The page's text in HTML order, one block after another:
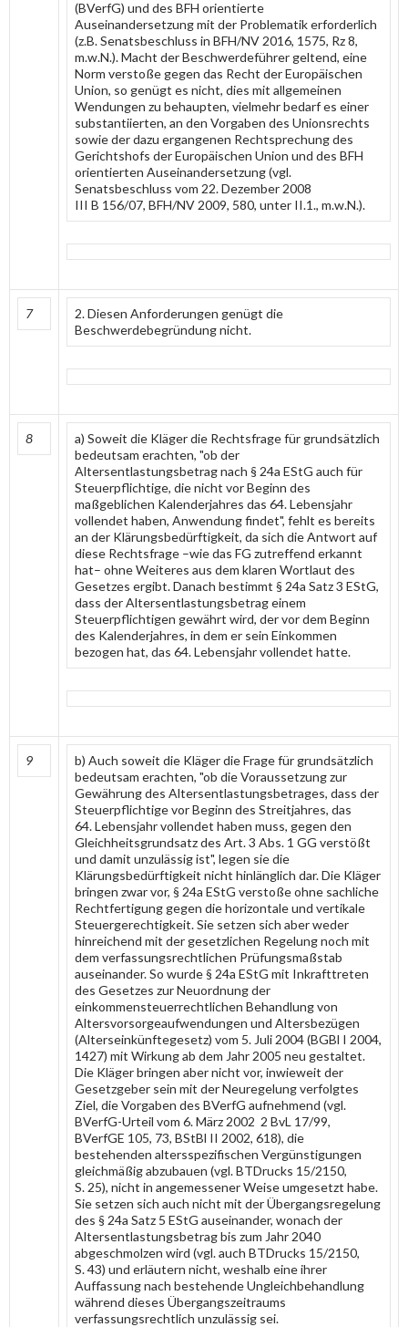
(BVerfG) und des BFH orientierte
Auseinandersetzung mit der Problematik erforderlich
(z.B. Senatsbeschluss in BFH/NV 2016, 1575, Rz 8,
m.w.N.). Macht der Beschwerdeführer geltend, eine
Norm verstoße gegen das Recht der Europäischen
Union, so genügt es nicht, dies mit allgemeinen
Wendungen zu behaupten, vielmehr bedarf es einer
substantiierten, an den Vorgaben des Unionsrechts
sowie der dazu ergangenen Rechtsprechung des
Gerichtshofs der Europäischen Union und des BFH
orientierten Auseinandersetzung (vgl.
Senatsbeschluss vom 22. Dezember 2008
III B 156/07, BFH/NV 2009, 580, unter II.1., m.w.N.).
7
2. Diesen Anforderungen genügt die
Beschwerdebegründung nicht.
8
a) Soweit die Kläger die Rechtsfrage für grundsätzlich
bedeutsam erachten, "ob der
Altersentlastungsbetrag nach § 24a EStG auch für
Steuerpflichtige, die nicht vor Beginn des
maßgeblichen Kalenderjahres das 64. Lebensjahr
vollendet haben, Anwendung findet", fehlt es bereits
an der Klärungsbedürftigkeit, da sich die Antwort auf
diese Rechtsfrage –wie das FG zutreffend erkannt
hat– ohne Weiteres aus dem klaren Wortlaut des
Gesetzes ergibt. Danach bestimmt § 24a Satz 3 EStG,
dass der Altersentlastungsbetrag einem
Steuerpflichtigen gewährt wird, der vor dem Beginn
des Kalenderjahres, in dem er sein Einkommen
bezogen hat, das 64. Lebensjahr vollendet hatte.
9
b) Auch soweit die Kläger die Frage für grundsätzlich
bedeutsam erachten, "ob die Voraussetzung zur
Gewährung des Altersentlastungsbetrages, dass der
Steuerpflichtige vor Beginn des Streitjahres, das
64. Lebensjahr vollendet haben muss, gegen den
Gleichheitsgrundsatz des Art. 3 Abs. 1 GG verstößt
und damit unzulässig ist", legen sie die
Klärungsbedürftigkeit nicht hinlänglich dar. Die Kläger
bringen zwar vor, § 24a EStG verstoße ohne sachliche
Rechtfertigung gegen die horizontale und vertikale
Steuergerechtigkeit. Sie setzen sich aber weder
hinreichend mit der gesetzlichen Regelung noch mit
dem verfassungsrechtlichen Prüfungsmaßstab
auseinander. So wurde § 24a EStG mit Inkrafttreten
des Gesetzes zur Neuordnung der
einkommensteuerrechtlichen Behandlung von
Altersvorsorgeaufwendungen und Altersbezügen
(Alterseinkünftegesetz) vom 5. Juli 2004 (BGBl I 2004,
1427) mit Wirkung ab dem Jahr 2005 neu gestaltet.
Die Kläger bringen aber nicht vor, inwieweit der
Gesetzgeber sein mit der Neuregelung verfolgtes
Ziel, die Vorgaben des BVerfG aufnehmend (vgl.
BVerfG-Urteil vom 6. März 2002 2 BvL 17/99,
BVerfGE 105, 73, BStBl II 2002, 618), die
bestehenden altersspezifischen Vergünstigungen
gleichmäßig abzubauen (vgl. BTDrucks 15/2150,
S. 25), nicht in angemessener Weise umgesetzt habe.
Sie setzen sich auch nicht mit der Übergangsregelung
des § 24a Satz 5 EStG auseinander, wonach der
Altersentlastungsbetrag bis zum Jahr 2040
abgeschmolzen wird (vgl. auch BTDrucks 15/2150,
S. 43) und erläutern nicht, weshalb eine ihrer
Auffassung nach bestehende Ungleichbehandlung
während dieses Übergangszeitraums
verfassungsrechtlich unzulässig sei.